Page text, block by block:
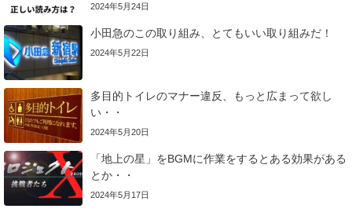
2024年5月24日
小田急のこの取り組み、とてもいい取り組みだ！
2024年5月22日
多目的トイレのマナー違反、もっと広まって欲し
い・・
2024年5月20日
「地上の星」をBGMに作業をするとある効果がある
とか・・
2024年5月17日